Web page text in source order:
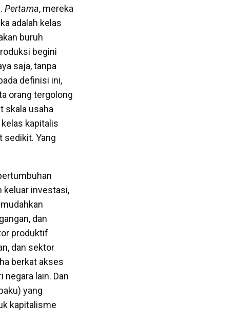
Pertama, mereka
adalah kelas
buruh
begini
saja, tanpa
definisi ini,
orang tergolong
skala usaha
kapitalis
sedikit. Yang
keluar investasi,
dan
produktif
dan sektor
berkat akses
lain. Dan
yang
kapitalisme